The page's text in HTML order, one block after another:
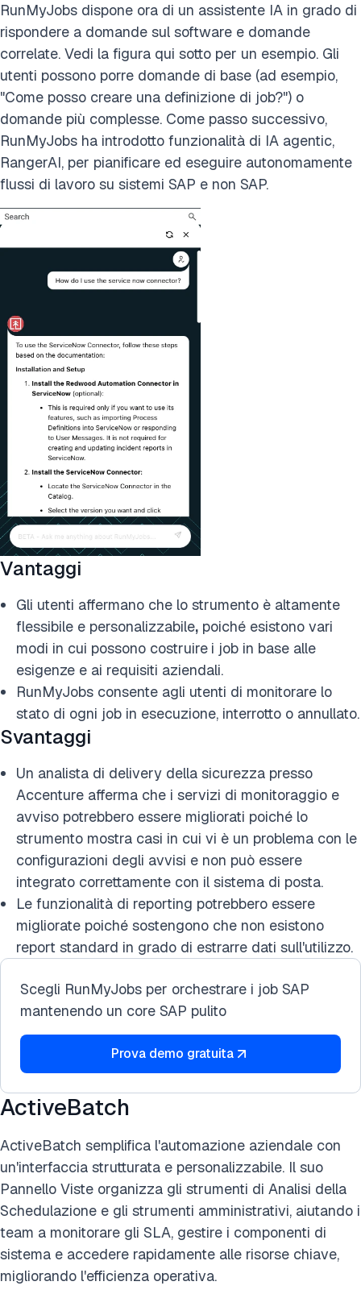
RunMyJobs dispone ora di un assistente IA in grado di
rispondere a domande sul software e domande
correlate. Vedi la figura qui sotto per un esempio. Gli
utenti possono porre domande di base (ad esempio,
"Come posso creare una definizione di job?") o
domande più complesse. Come passo successivo,
RunMyJobs ha introdotto funzionalità di IA agentic,
RangerAI, per pianificare ed eseguire autonomamente
flussi di lavoro su sistemi SAP e non SAP.
Vantaggi
Gli utenti affermano che lo strumento è altamente
flessibile e personalizzabile, poiché esistono vari
modi in cui possono costruire i job in base alle
esigenze e ai requisiti aziendali.
RunMyJobs consente agli utenti di monitorare lo
stato di ogni job in esecuzione, interrotto o annullato.
Svantaggi
Un analista di delivery della sicurezza presso
Accenture afferma che i servizi di monitoraggio e
avviso potrebbero essere migliorati poiché lo
strumento mostra casi in cui vi è un problema con le
configurazioni degli avvisi e non può essere
integrato correttamente con il sistema di posta.
Le funzionalità di reporting potrebbero essere
migliorate poiché sostengono che non esistono
report standard in grado di estrarre dati sull'utilizzo.
Scegli RunMyJobs per orchestrare i job SAP
mantenendo un core SAP pulito
Prova demo gratuita
ActiveBatch
ActiveBatch semplifica l'automazione aziendale con
un'interfaccia strutturata e personalizzabile. Il suo
Pannello Viste organizza gli strumenti di Analisi della
Schedulazione e gli strumenti amministrativi, aiutando i
team a monitorare gli SLA, gestire i componenti di
sistema e accedere rapidamente alle risorse chiave,
migliorando l'efficienza operativa.